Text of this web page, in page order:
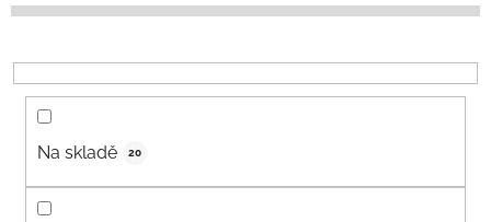
p
o
d
Na skladě 20